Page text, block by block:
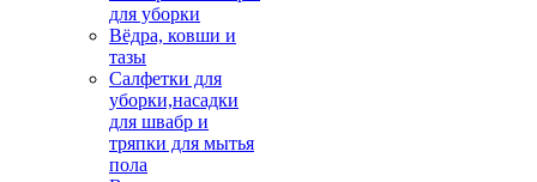
для уборки
Вёдра, ковши и
тазы
Салфетки для
уборки,насадки
для швабр и
тряпки для мытья
пола